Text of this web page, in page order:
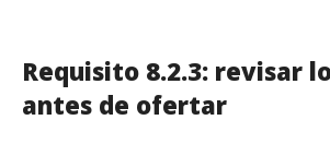
Requisito 8.2.3: revisar
antes de ofertar